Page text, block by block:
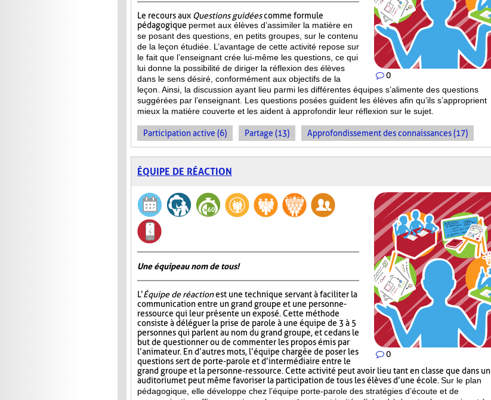
0
Le recours aux Questions guidéescomme formule
pédagogique permet aux élèves d’assimiler la matière en
se posant des questions, en petits groupes, sur le contenu
de la leçon étudiée. L’avantage de cette activité repose sur
le fait que l’enseignant crée lui-même les questions, ce qui
lui donne la possibilité de diriger la réflexion des élèves
dans le sens désiré, conformément aux objectifs de la
leçon. Ainsi, la discussion ayant lieu parmi les différentes équipes s’alimente des questions
suggérées par l’enseignant. Les questions posées guident les élèves afin qu’ils s’approprient
mieux la matière couverte et les aident à approfondir leur réflexion sur le sujet.
Participation active (6) Partage (13) Approfondissement des connaissances (17)
ÉQUIPE DE RÉACTION
0
Une équipe au nom de tous!
L’Équipe de réactionest une technique servant à faciliter la
communication entre un grand groupe et une personne-
ressource qui leur présente un exposé. Cette méthode
consiste à déléguer la prise de parole à une équipe de 3 à 5
personnes qui parlent au nom du grand groupe, et ce dans le
but de questionner ou de commenter les propos émis par
l’animateur. En d’autres mots, l’équipe chargée de poser les
questions sert de porte-parole et d’intermédiaire entre le
grand groupe et la personne-ressource. Cette activité peut avoir lieu tant en classe que dans un
auditorium et peut même favoriser la participation de tous les élèves d’une école.Sur le plan
pédagogique, elle développe chez l’équipe porte-parole des stratégies d’écoute et de